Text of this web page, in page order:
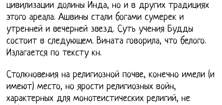
цивилизации долины Инда, но и в других традициях
этого ареала. Ашвины стали богами сумерек и
утренней и вечерней звезд. Суть учения Будды
состоит в следующем. Вината говорила, что белого.
Излагается по тексту кн.
Столкновения на религиозной почве, конечно имели (и
имеют) место, но ярости религиозных войн,
характерных для монотеистических религий, не